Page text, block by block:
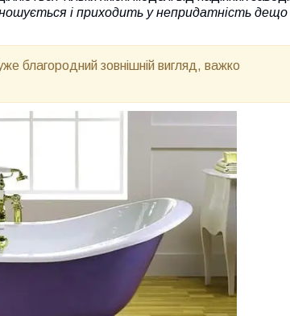
і приходить у непридатність дещо
благородний зовнішній вигляд, важко